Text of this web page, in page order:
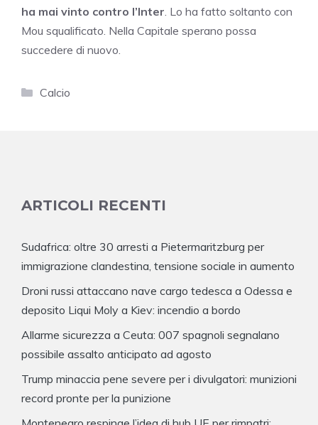
ha mai vinto contro l’Inter . Lo ha fatto soltanto con
Mou squalificato. Nella Capitale sperano possa
succedere di nuovo.
Categorie
Calcio
ARTICOLI RECENTI
Sudafrica: oltre 30 arresti a Pietermaritzburg per
immigrazione clandestina, tensione sociale in aumento
Droni russi attaccano nave cargo tedesca a Odessa e
deposito Liqui Moly a Kiev: incendio a bordo
Allarme sicurezza a Ceuta: 007 spagnoli segnalano
possibile assalto anticipato ad agosto
Trump minaccia pene severe per i divulgatori: munizioni
record pronte per la punizione